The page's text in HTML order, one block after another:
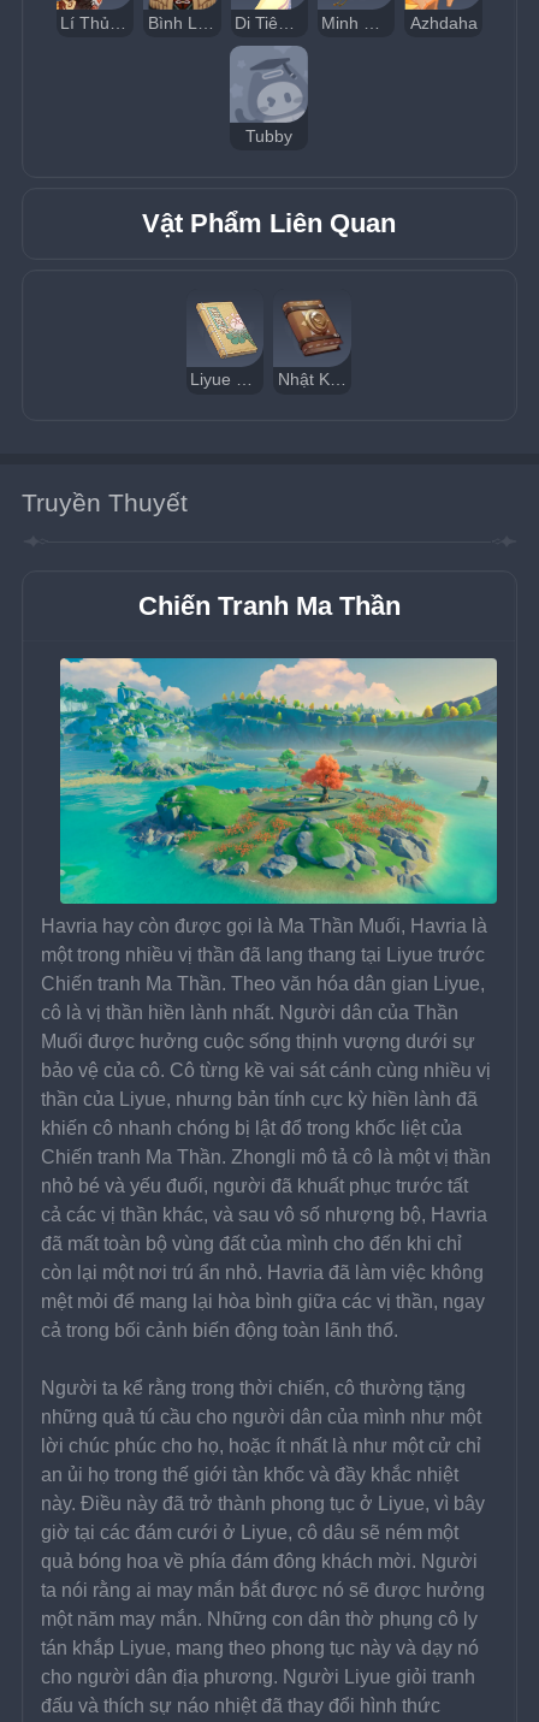
Azhdaha
Tubby
Vật Phẩm Liên Quan
Liyue Phong Thổ Chí Nhật Ký Nhà Mạo Hiểm Roald
Truyền Thuyết
Chiến Tranh Ma Thần
Havria hay còn được gọi là Ma Thần Muối, Havria là
một trong nhiều vị thần đã lang thang tại Liyue trước
Chiến tranh Ma Thần. Theo văn hóa dân gian Liyue,
cô là vị thần hiền lành nhất. Người dân của Thần
Muối được hưởng cuộc sống thịnh vượng dưới sự
bảo vệ của cô. Cô từng kề vai sát cánh cùng nhiều vị
thần của Liyue, nhưng bản tính cực kỳ hiền lành đã
khiến cô nhanh chóng bị lật đổ trong khốc liệt của
Chiến tranh Ma Thần. Zhongli mô tả cô là một vị thần
nhỏ bé và yếu đuối, người đã khuất phục trước tất
cả các vị thần khác, và sau vô số nhượng bộ, Havria
đã mất toàn bộ vùng đất của mình cho đến khi chỉ
còn lại một nơi trú ẩn nhỏ. Havria đã làm việc không
mệt mỏi để mang lại hòa bình giữa các vị thần, ngay
cả trong bối cảnh biến động toàn lãnh thổ.
Người ta kể rằng trong thời chiến, cô thường tặng
những quả tú cầu cho người dân của mình như một
lời chúc phúc cho họ, hoặc ít nhất là như một cử chỉ
an ủi họ trong thế giới tàn khốc và đầy khắc nhiệt
này. Điều này đã trở thành phong tục ở Liyue, vì bây
giờ tại các đám cưới ở Liyue, cô dâu sẽ ném một
quả bóng hoa về phía đám đông khách mời. Người
ta nói rằng ai may mắn bắt được nó sẽ được hưởng
một năm may mắn. Những con dân thờ phụng cô ly
tán khắp Liyue, mang theo phong tục này và dạy nó
cho người dân địa phương. Người Liyue giỏi tranh
đấu và thích sự náo nhiệt đã thay đổi hình thức